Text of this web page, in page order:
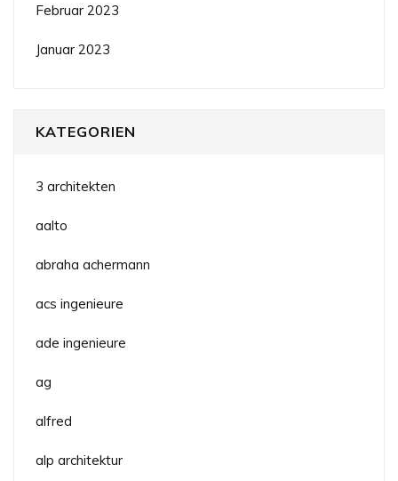
Februar 2023
Januar 2023
KATEGORIEN
3 architekten
aalto
abraha achermann
acs ingenieure
ade ingenieure
ag
alfred
alp architektur